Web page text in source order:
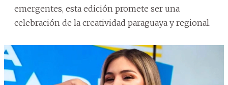
emergentes, esta edición promete ser una
celebración de la creatividad paraguaya y regional.